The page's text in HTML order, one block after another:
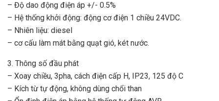
– Độ dao động điện áp +/- 0.5%
– Hệ thống khởi động: động cơ điện 1 chiều 24VDC.
– Nhiên liệu: diesel
– cơ cấu làm mát bằng quạt gió, két nước.
3. Thông số đầu phát
– Xoay chiều, 3pha, cách điện cấp H, IP23, 125 độ C
– Kích từ tự động, không dùng chổi than